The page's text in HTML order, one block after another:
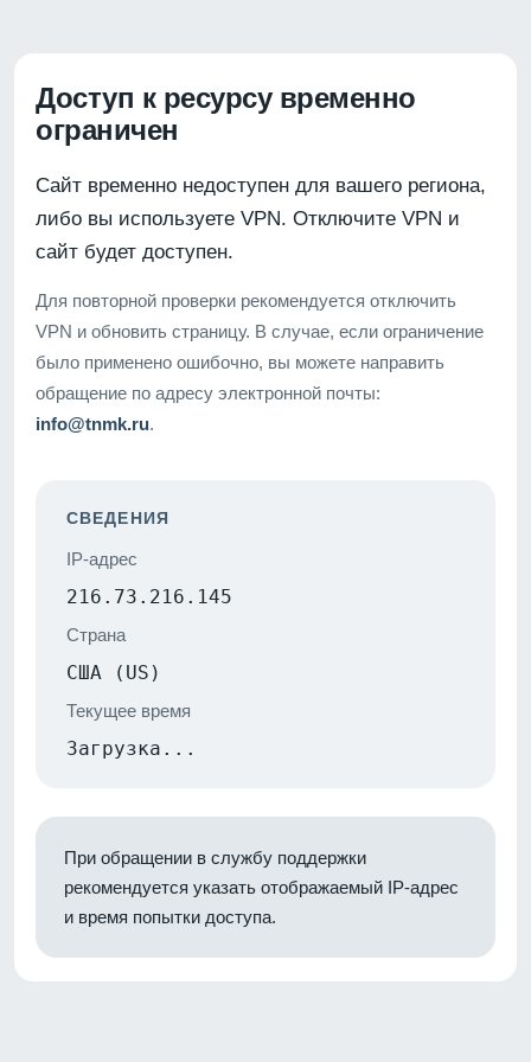
Доступ к ресурсу временно
ограничен
Сайт временно недоступен для вашего региона,
либо вы используете VPN. Отключите VPN и
сайт будет доступен.
Для повторной проверки рекомендуется отключить
VPN и обновить страницу. В случае, если ограничение
было применено ошибочно, вы можете направить
обращение по адресу электронной почты:
info@tnmk.ru.
СВЕДЕНИЯ
IP-адрес
216.73.216.145
Страна
США (US)
Текущее время
Загрузка...
При обращении в службу поддержки
рекомендуется указать отображаемый IP-адрес
и время попытки доступа.